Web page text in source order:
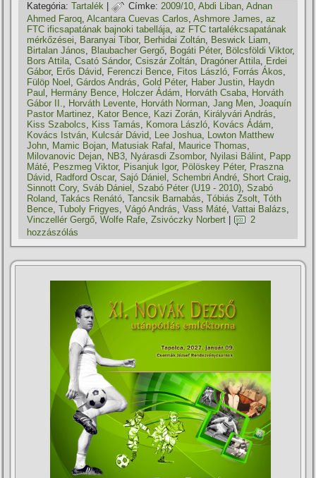
Kategória: Tartalék | Címke: 2009/10,Abdi Liban,Adnan
Ahmed Faroq ,Alcantara Cuevas Carlos ,Ashmore James ,az
FTC ificsapatának bajnoki tabellája ,az FTC tartalékcsapatának
mérkőzései
Baranyai Tibor, Berhidai Zoltán Beswick Liam
Birtalan János
Blaubacher Gergő Bogáti Péter, Bölcsföldi Viktor,
Bors Attila ,Csató Sándor,Csiszár Zoltán Dragóner Attila Erdei
Gábor, Erős Dávid Ferenczi Bence Fitos László Forrás Ákos
Fülöp Noel ,Gárdos András ,Gold Péter, Haber Justin Haydn
Paul
Hermány Bence Holczer Ádám Horváth Csaba Horváth
Gábor II.
Horváth Levente Horváth Norman ,Jang Men ,Joaquí­n
Pastor Martinez
Kator Bence Kazi Zorán Királyvári András
Kiss Szabolcs
Kiss Tamás Komora László Kovács Ádám
Kovács István Kulcsár Dávid Lee Joshua Lowton Matthew
John Mamic Bojan Matusiak Rafal Maurice Thomas
Milovanovic Dejan NB3 Nyárasdi Zsombor, Nyilasi Bálint Papp
Máté Peszmeg Viktor, Pisanjuk Igor, Pölöskey Péter, Praszna
Dávid Radford Oscar,Sajó Dániel ,Schembri André ,Short Craig
Sinnott Cory,Sváb Dániel ,Szabó Péter (U19 - 2010) ,Szabó
Roland ,Takács Renátó ,Tancsik Barnabás ,Tóbiás Zsolt ,Tóth
Bence ,Tuboly Frigyes ,Vágó András ,Vass Máté ,Vattai Balázs
Vinczellér Gergő,Wolfe Rafe,Zsivóczky Norbert
2
hozzászólás